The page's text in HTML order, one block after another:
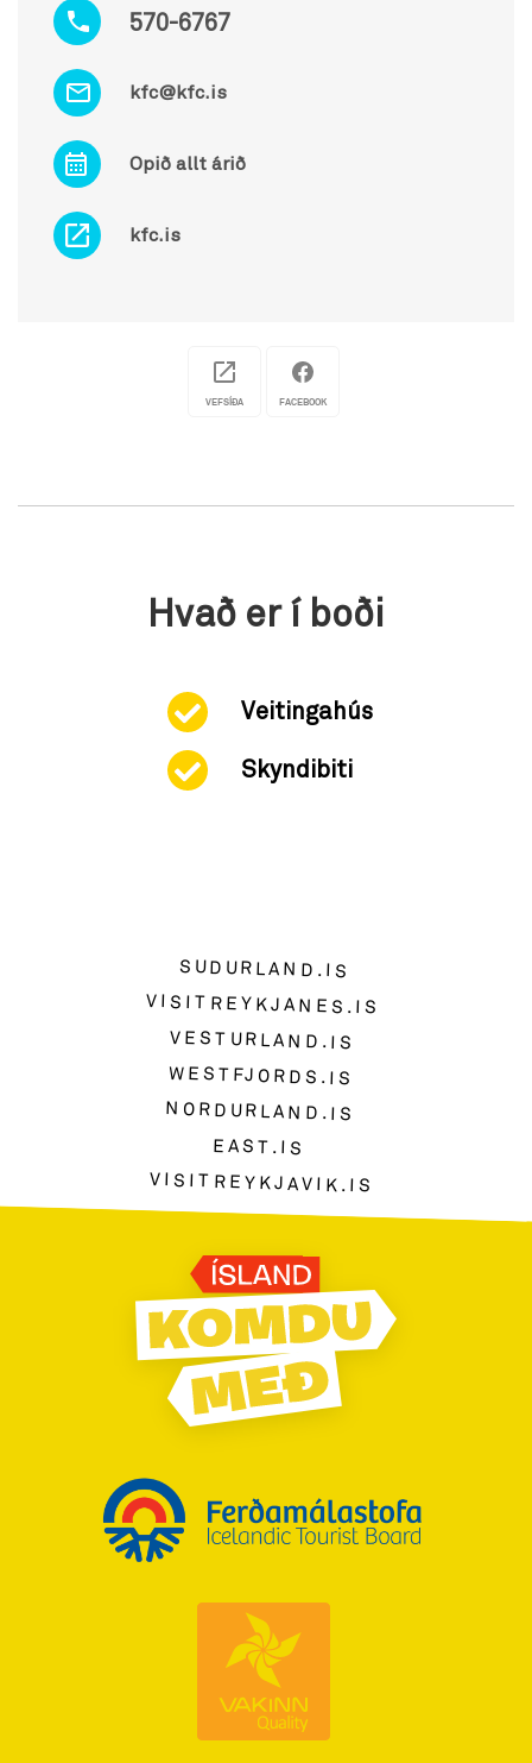
570-6767
kfc@kfc.is
Opið allt árið
kfc.is
VEFSÍÐA FACEBOOK
Hvað er í boði
Veitingahús
Skyndibiti
SUDURLAND.IS
VISITREYKJANES.IS
VESTURLAND.IS
WESTFJORDS.IS
NORDURLAND.IS
EAST.IS
VISITREYKJAVIK.IS